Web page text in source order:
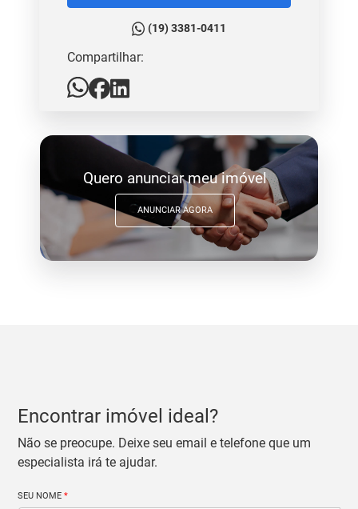
(19) 3381-0411
Compartilhar:
Quero anunciar meu imóvel
ANUNCIAR AGORA
Encontrar imóvel ideal?
Não se preocupe. Deixe seu email e telefone que um
especialista irá te ajudar.
SEU NOME*